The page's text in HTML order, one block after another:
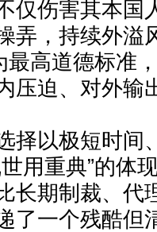
仅伤害其本国
弄，持续外溢
最高道德标准
压迫、对外输
择以极短时间
用重典”的体
长期制裁、代
了一个残酷但